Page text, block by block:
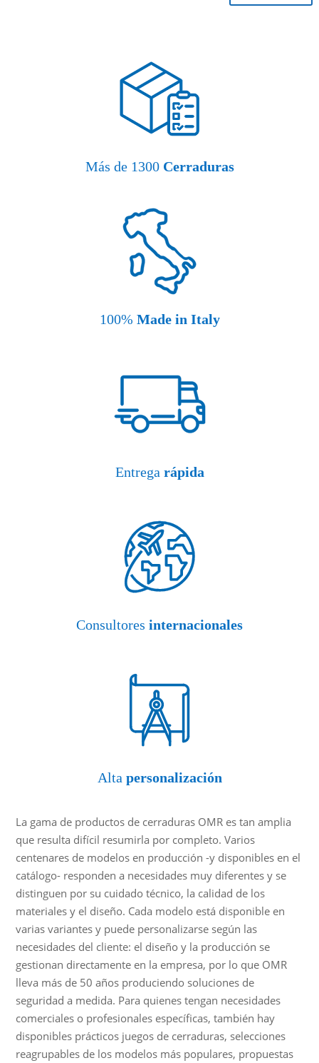
Más de 1300 Cerraduras
100% Made in Italy
Entrega rápida
Consultores internacionales
Alta personalización
La gama de productos de cerraduras OMR es tan amplia
que resulta difícil resumirla por completo. Varios
centenares de modelos en producción -y disponibles en el
catálogo- responden a necesidades muy diferentes y se
distinguen por su cuidado técnico, la calidad de los
materiales y el diseño. Cada modelo está disponible en
varias variantes y puede personalizarse según las
necesidades del cliente: el diseño y la producción se
gestionan directamente en la empresa, por lo que OMR
lleva más de 50 años produciendo soluciones de
seguridad a medida. Para quienes tengan necesidades
comerciales o profesionales específicas, también hay
disponibles prácticos juegos de cerraduras, selecciones
reagrupables de los modelos más populares, propuestas